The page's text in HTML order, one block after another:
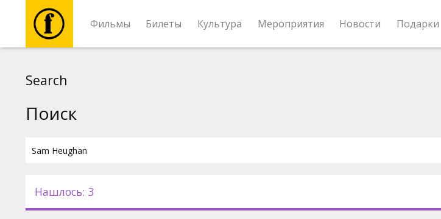
Фильмы Билеты Культура Мероприятия Новости Подарки
Новости
Search
Поиск
Нашлось: 3